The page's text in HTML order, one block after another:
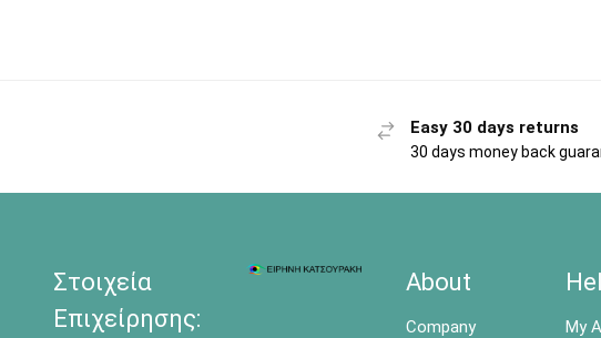
Easy 30 days returns
30 days money back
Στοιχεία
Επιχείρησης:
About
Company
My